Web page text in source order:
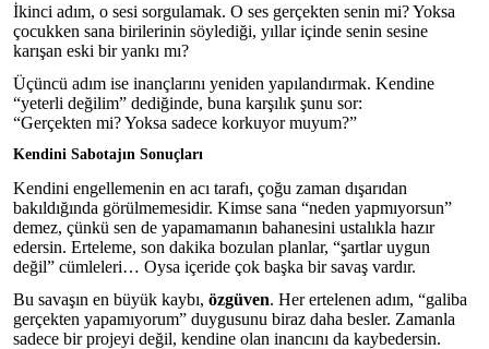
İkinci adım, o sesi sorgulamak. O ses gerçekten senin mi? Yoksa
çocukken sana birilerinin söylediği, yıllar içinde senin sesine
karışan eski bir yankı mı?
Üçüncü adım ise inançlarını yeniden yapılandırmak. Kendine
“yeterli değilim” dediğinde, buna karşılık şunu sor:
“Gerçekten mi? Yoksa sadece korkuyor muyum?”
Kendini Sabotajın Sonuçları
Kendini engellemenin en acı tarafı, çoğu zaman dışarıdan
bakıldığında görülmemesidir. Kimse sana “neden yapmıyorsun”
demez, çünkü sen de yapamamanın bahanesini ustalıkla hazır
edersin. Erteleme, son dakika bozulan planlar, “şartlar uygun
değil” cümleleri… Oysa içeride çok başka bir savaş vardır.
Bu savaşın en büyük kaybı, özgüven. Her ertelenen adım, “galiba
gerçekten yapamıyorum” duygusunu biraz daha besler. Zamanla
sadece bir projeyi değil, kendine olan inancını da kaybedersin.